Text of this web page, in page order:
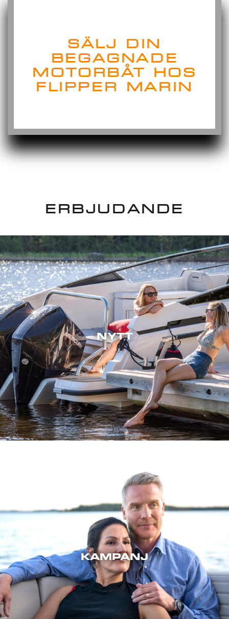
SÄLJ DIN
BEGAGNADE
MOTORBÅT HOS
FLIPPER MARIN
ERBJUDANDE
NYTT
KAMPANJ